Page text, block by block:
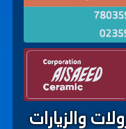
والزيارات